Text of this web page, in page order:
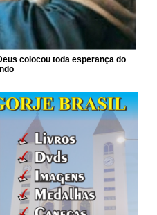
colocou toda esperança do